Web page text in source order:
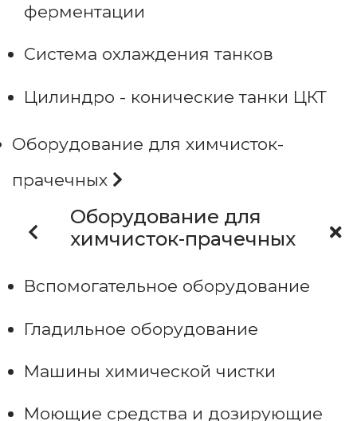
ферментации
Система охлаждения танков
Цилиндро - конические танки ЦКТ
Оборудование для химчисток-
прачечных
Оборудование для
химчисток-прачечных
Вспомогательное оборудование
Гладильное оборудование
Машины химической чистки
Моющие средства и дозирующие